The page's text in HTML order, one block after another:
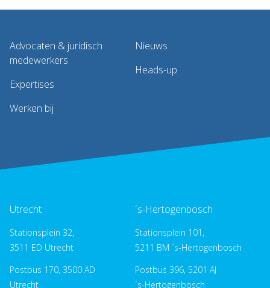
Advocaten & juridisch
medewerkers
Expertises
Werken bij
Nieuws
Heads-up
Utrecht
Stationsplein 32,
3511 ED Utrecht
Postbus 170, 3500 AD
Utrecht
´s-Hertogenbosch
Stationsplein 101,
5211 BM ´s-Hertogenbosch
Postbus 396, 5201 AJ
´s-Hertogenbosch